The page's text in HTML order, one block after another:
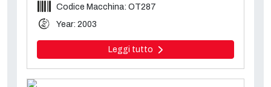
Codice Macchina: OT287
Year: 2003
Leggi tutto